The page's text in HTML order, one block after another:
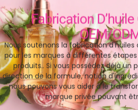
Fabrication
OEM/
Nous soutenons la fabrication d'huiles
pour les marques à différentes étapes
produits.. Si vous possédez déjà un
direction de la formule, notion
nous pouvons vous aider à le
marque privée pouvant